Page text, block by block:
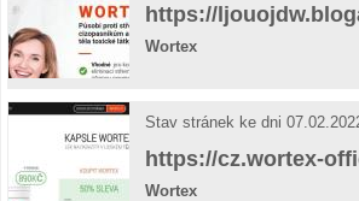
https://
Wortex
Stav stránek ke dni
https://cz.wortex-
Wortex